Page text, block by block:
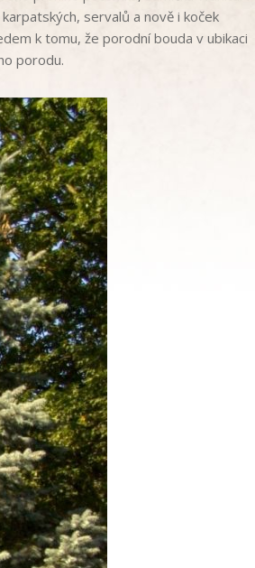
servalů a nově i koček
k tomu, že porodní bouda v ubikaci
porodu.